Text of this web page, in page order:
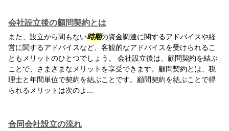
会社設立後の顧問契約とは
また、設立から間もない時期の資金調達に関するアドバイスや経
営に関するアドバイスなど、客観的なアドバイスを受けられるこ
ともメリットのひとつでしょう。 会社設立後は、顧問契約を結ぶ
ことで、さまざまなメリットを享受できます。顧問契約とは、税
理士と年間単位で契約を結ぶことです。顧問契約を結ぶことで得
られるメリットは次のよ...
合同会社設立の流れ